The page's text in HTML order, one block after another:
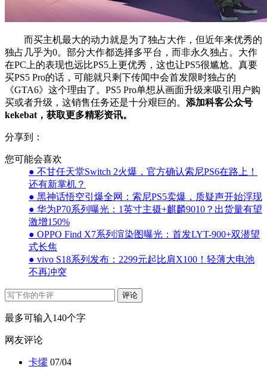
而买主机最大的动力就是为了独占大作，但近年来优秀的
独占几乎为0。部分大作都选择多平台，而非永久独占。大作
在PC上的表现也远比PS5上更优秀，这也让PS5很尴尬。真要
买PS5 Pro的话，可能就只剩下传闻中会首发限时独占的
《GTA6》这个理由了。PS5 Pro单想从画面升级来吸引用户购
买或者升级，这销售任务还是十分艰巨的。 添加科客公众号
kekebat，获取更多精彩资讯。
分享到：
您可能会喜欢
● 不甘任天堂Switch 2火爆，官方确认索尼PS6在路上！
还有新掌机？
● 黑神话悟空引爆全网：索尼PS5卖爆，质疑声开始浮现
● 华为P70系列曝光：1英寸主摄+麒麟9010？出货量有望
激增150%
● OPPO Find X7系列渲染图曝光：首发LYT-900+双潜望
式长焦
● vivo S18系列发布：2299元起比肩X100！轻薄大电池
不再冲突
评论
最多可输入140个字
网友评论
卡缪 07/04